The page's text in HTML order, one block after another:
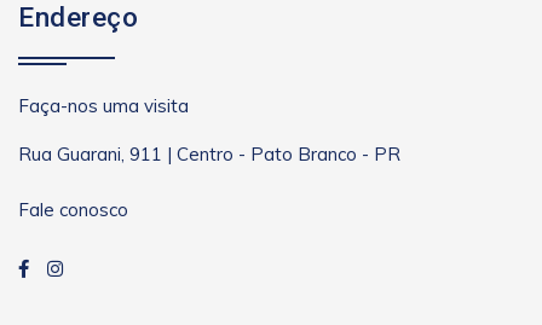
Endereço
Faça-nos uma visita
Rua Guarani, 911 | Centro - Pato Branco - PR
Fale conosco